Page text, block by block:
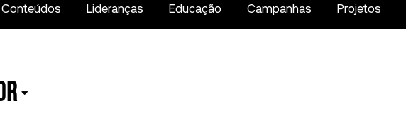
Conteúdos Lideranças Educação Campanhas Projetos